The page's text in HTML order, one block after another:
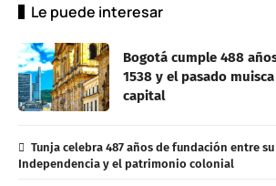
Le puede interesar
Bogotá cumple 488
1538 y el pasado
capital
Tunja celebra 487 años de fundación entre
Independencia y el patrimonio colonial